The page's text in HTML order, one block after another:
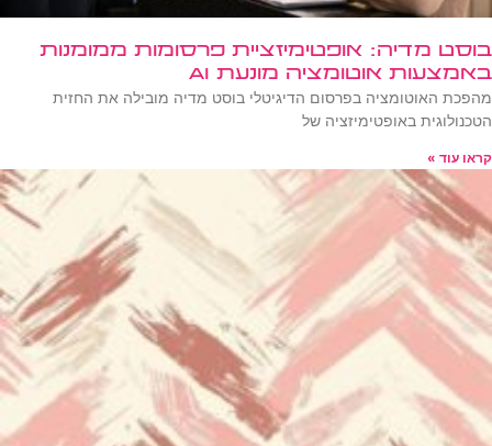
בוסט מדיה: אופטימיזציית פרסומות ממומנות
באמצעות אוטומציה מונעת AI
מהפכת האוטומציה בפרסום הדיגיטלי בוסט מדיה מובילה את החזית
הטכנולוגית באופטימיזציה של
קראו עוד »